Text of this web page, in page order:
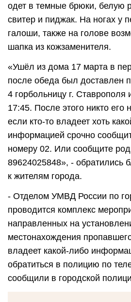
одет в темные брюки, белую
свитер и пиджак. На ногах у
галоши, также на голове
шапка из кожзаменителя.
«Ушёл из дома 17 марта в
после обеда был доставлен
4 горбольницу г.
17:45. После этого никто его
если кто-то владеет хоть
информацией срочно
номеру 02. Или сообщите
89624025848», - обратились
к жителям города.
- Отделом УМВД России по
проводится комплекс
направленных на
местонахождения
владеет какой-либо
обратиться в полицию по
сообщили в городской